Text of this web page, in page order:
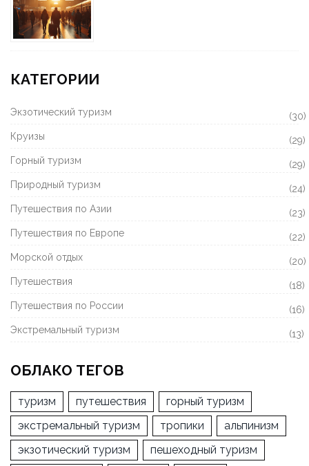
КАТЕГОРИИ
Экзотический туризм
(30)
Круизы
(29)
Горный туризм
(29)
Природный туризм
(24)
Путешествия по Азии
(23)
Путешествия по Европе
(22)
Морской отдых
(20)
Путешествия
(18)
Путешествия по России
(16)
Экстремальный туризм
(13)
ОБЛАКО ТЕГОВ
туризм путешествия
горный туризм
экстремальный туризм
тропики
альпинизм
экзотический туризм
пешеходный туризм